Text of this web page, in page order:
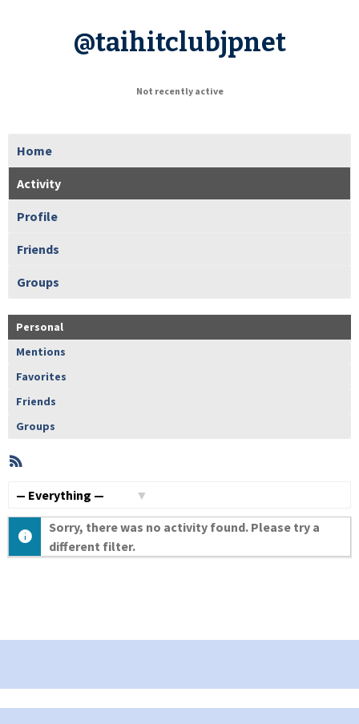
@taihitclubjpnet
Not recently active
Home
Activity
Profile
Friends
Groups
Personal
Mentions
Favorites
Friends
Groups
Member
Activities
Sorry, there was no activity found. Please try a
different filter.